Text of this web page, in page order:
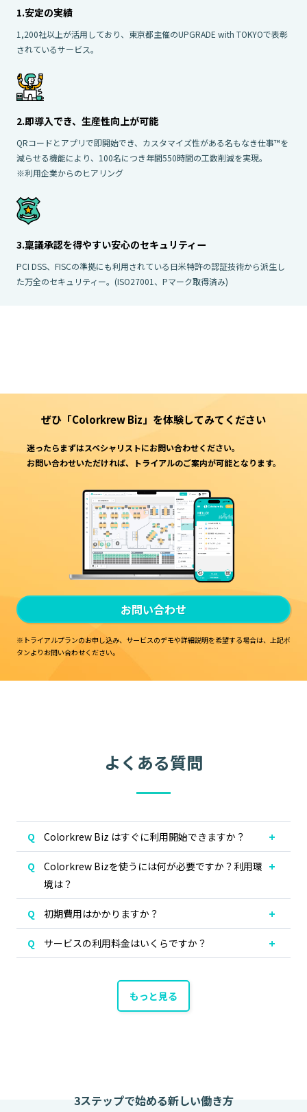
1.安定の実績
1,200社以上が活用しており、東京都主催のUPGRADE with TOKYOで表彰
されているサービス。
2.即導入でき、生産性向上が可能
QRコードとアプリで即開始でき、カスタマイズ性がある名もなき仕事™を
減らせる機能により、100名につき年間550時間の工数削減を実現。
※利用企業からのヒアリング
3.稟議承認を得やすい安心のセキュリティー
PCI DSS、FISCの準拠にも利用されている日米特許の認証技術から派生し
た万全のセキュリティー。(ISO27001、Pマーク取得済み)
ぜひ「Colorkrew Biz」を体験してみてください
迷ったらまずはスペシャリストにお問い合わせください。
お問い合わせいただければ、トライアルのご案内が可能となります。
お問い合わせ
※トライアルプランのお申し込み、サービスのデモや詳細説明を希望する場合は、 上記ボ
タンよりお問い合わせください。
よくある質問
Colorkrew Biz はすぐに利用開始できますか？
Colorkrew Bizを使うには何が必要ですか？利用環
境は？
初期費用はかかりますか？
サービスの利用料金はいくらですか？
もっと見る
3ステップで始める新しい働き方